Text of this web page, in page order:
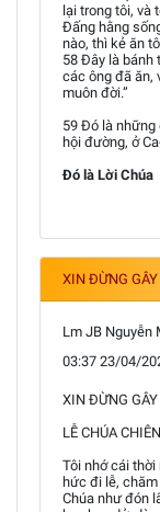
lại trong tôi, và
Đấng hằng
nào, thì kẻ ăn
58 Đây là bánh
các ông đã ăn,
muôn đời.”
59 Đó là
hội đường, ở
Đó là Lời Chúa
XIN ĐỪNG
Lm JB Nguyễn
03:37 23/04/
XIN ĐỪNG
LỄ CHÚA
Tôi nhớ cái
hức đi lễ,
Chúa như đón